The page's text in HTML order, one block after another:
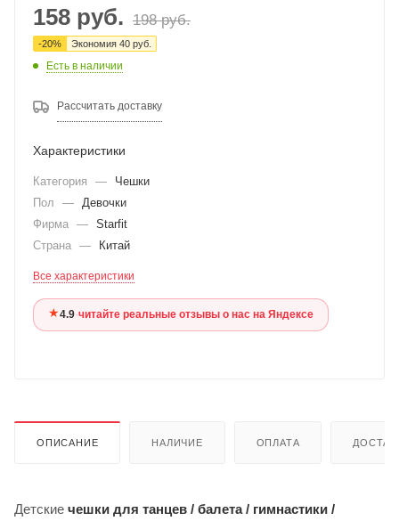
158 руб. 198руб.
-20% Экономия 40 руб.
Есть в наличии
Рассчитать доставку
Характеристики
Категория —
Чешки
Пол
—
Девочки
Фирма — Starfit
Страна — Китай
Все характеристики
★4.9·читайте реальные отзывы о нас на Яндексе
ОПИСАНИЕ НАЛИЧИЕ ОПЛАТА
Детские чешки для танцев / балета / гимнастики /